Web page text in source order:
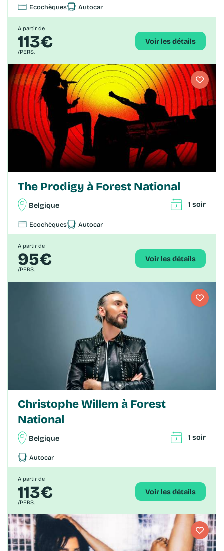
Ecochèques Autocar
A partir de
113€
/PERS.
Voir les détails
The Prodigy à Forest National
Belgique 1 soir
Ecochèques Autocar
A partir de
95€
/PERS.
Voir les détails
Christophe Willem à Forest
National
Belgique 1 soir
Autocar
A partir de
113€
/PERS.
Voir les détails